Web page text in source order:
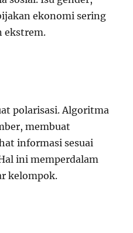
ekonomi sering
ekstrem.
polarisasi. Algoritma
membuat
informasi sesuai
ini memperdalam
kelompok.